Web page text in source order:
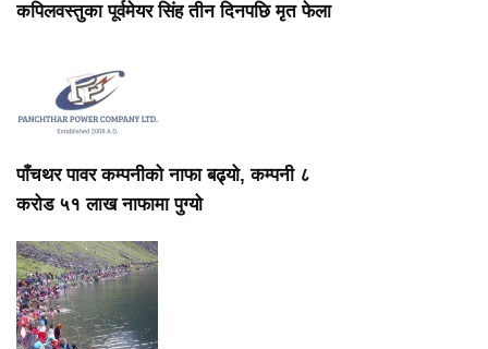
कपिलवस्तुका पूर्वमेयर सिंह तीन दिनपछि मृत फेला
पाँचथर पावर कम्पनीको नाफा बढ्यो, कम्पनी ८
करोड ५१ लाख नाफामा पुग्यो